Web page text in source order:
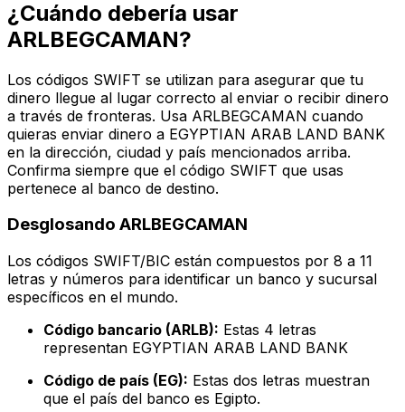
¿Cuándo debería usar
ARLBEGCAMAN?
Los códigos SWIFT se utilizan para asegurar que tu
dinero llegue al lugar correcto al enviar o recibir dinero
a través de fronteras. Usa ARLBEGCAMAN cuando
quieras enviar dinero a EGYPTIAN ARAB LAND BANK
en la dirección, ciudad y país mencionados arriba.
Confirma siempre que el código SWIFT que usas
pertenece al banco de destino.
Desglosando ARLBEGCAMAN
Los códigos SWIFT/BIC están compuestos por 8 a 11
letras y números para identificar un banco y sucursal
específicos en el mundo.
Código bancario (ARLB): Estas 4 letras
representan EGYPTIAN ARAB LAND BANK
Código de país (EG): Estas dos letras muestran
que el país del banco es Egipto.